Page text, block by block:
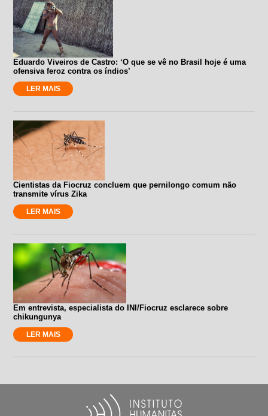
Eduardo Viveiros de Castro: ‘O que se vê no Brasil hoje é uma
ofensiva feroz contra os índios’
LER MAIS
Cientistas da Fiocruz concluem que pernilongo comum não
transmite vírus Zika
LER MAIS
Em entrevista, especialista do INI/Fiocruz esclarece sobre
chikungunya
LER MAIS